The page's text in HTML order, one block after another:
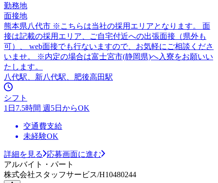
勤務地
面接地
熊本県八代市 ※こちらは当社の採用エリアとなります。 面
接は記載の採用エリア、ご自宅付近への出張面接（県外も
可）、 web面接でも行ないますので、お気軽にご相談くださ
いませ。 ※内定の場合は富士宮市(静岡県)へ入寮をお願いい
たします。
八代駅、新八代駅、肥後高田駅
シフト
1日7.5時間 週5日からOK
交通費支給
未経験OK
詳細を見る
応募画面に進む
アルバイト・パート
株式会社スタッフサービス/H10480244